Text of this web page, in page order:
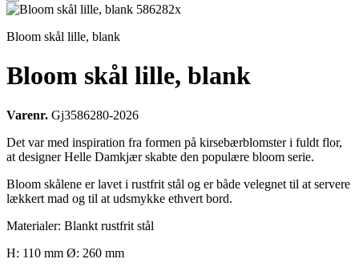
Bloom skål lille, blank
Bloom skål lille, blank
Varenr. Gj3586280-2026
Det var med inspiration fra formen på kirsebærblomster i fuldt flor,
at designer Helle Damkjær skabte den populære bloom serie.
Bloom skålene er lavet i rustfrit stål og er både velegnet til at servere
lækkert mad og til at udsmykke ethvert bord.
Materialer: Blankt rustfrit stål
H: 110 mm Ø: 260 mm